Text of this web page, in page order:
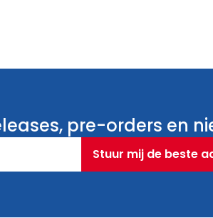
pre-orders en
Stuur mij de beste